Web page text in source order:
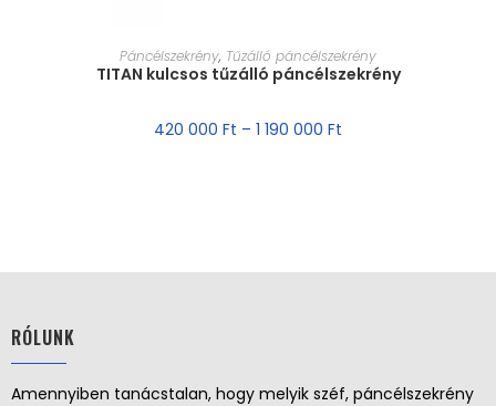
MÉRET VÁLASZTÁSA
Páncélszekrény, Tűzálló páncélszekrény
TITAN kulcsos tűzálló páncélszekrény
420 000 Ft – 1 190 000 Ft
RÓLUNK
Amennyiben tanácstalan, hogy melyik széf, páncélszekrény